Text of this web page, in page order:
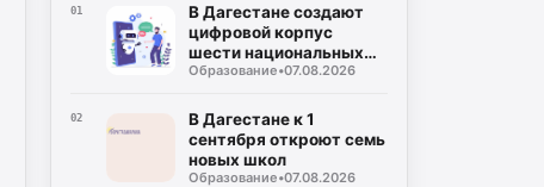
01
В Дагестане создают
цифровой корпус
шести национальных
языков
Образование•07.08.2026
02
В Дагестане к 1
сентября откроют семь
новых школ
Образование•07.08.2026